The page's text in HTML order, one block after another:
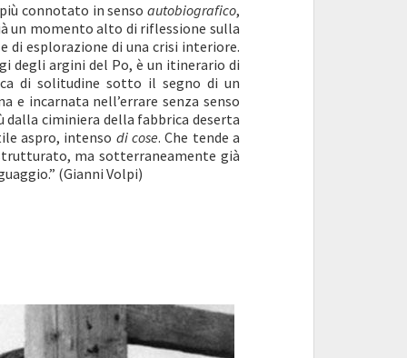
connotato in senso autobiografico,
un momento alto di riflessione sulla
di esplorazione di una crisi interiore.
degli argini del Po, è un itinerario di
di solitudine sotto il segno di un
e incarnata nell’errare senza senso
dalla ciminiera della fabbrica deserta
aspro, intenso di cose. Che tende a
ma sotterraneamente già
(Gianni Volpi)